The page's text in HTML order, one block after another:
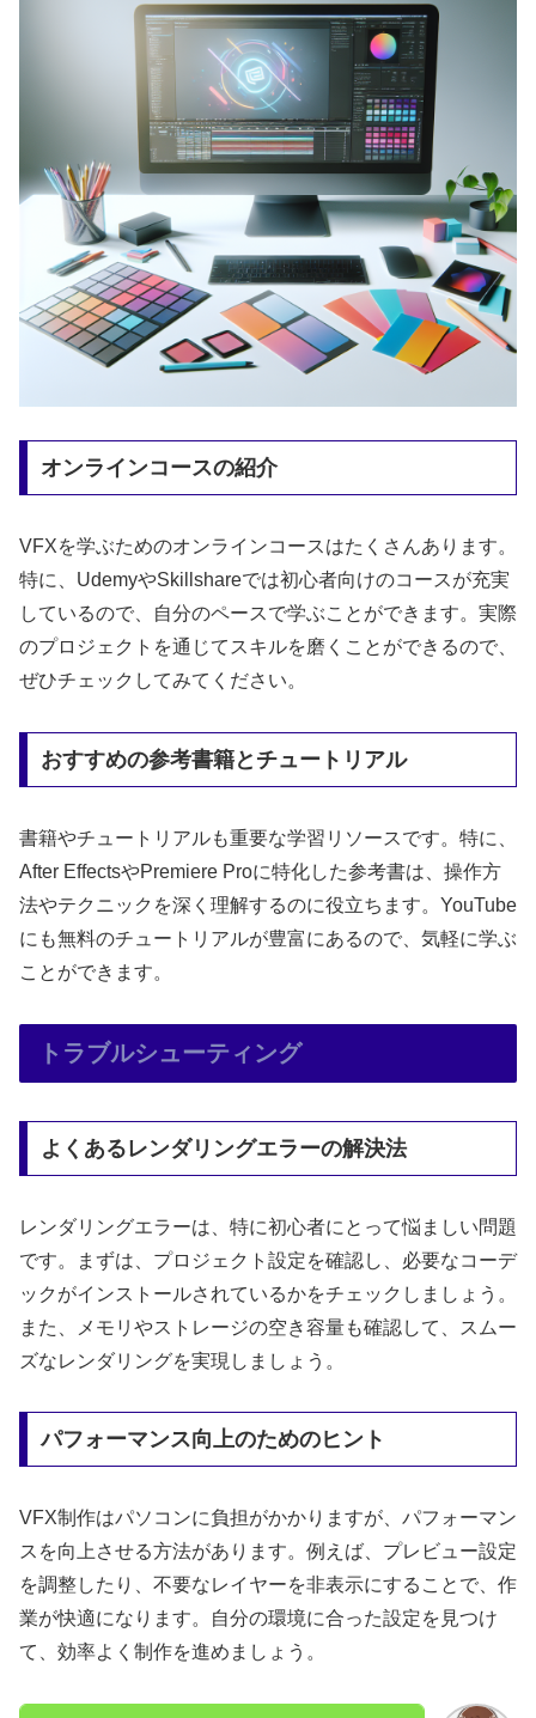
オンラインコースの紹介
VFXを学ぶためのオンラインコースはたくさんあります。
特に、UdemyやSkillshareでは初心者向けのコースが充実
しているので、自分のペースで学ぶことができます。実際
のプロジェクトを通じてスキルを磨くことができるので、
ぜひチェックしてみてください。
おすすめの参考書籍とチュートリアル
書籍やチュートリアルも重要な学習リソースです。特に、
After EffectsやPremiere Proに特化した参考書は、操作方
法やテクニックを深く理解するのに役立ちます。YouTube
にも無料のチュートリアルが豊富にあるので、気軽に学ぶ
ことができます。
トラブルシューティング
よくあるレンダリングエラーの解決法
レンダリングエラーは、特に初心者にとって悩ましい問題
です。まずは、プロジェクト設定を確認し、必要なコーデ
ックがインストールされているかをチェックしましょう。
また、メモリやストレージの空き容量も確認して、スムー
ズなレンダリングを実現しましょう。
パフォーマンス向上のためのヒント
VFX制作はパソコンに負担がかかりますが、パフォーマン
スを向上させる方法があります。例えば、プレビュー設定
を調整したり、不要なレイヤーを非表示にすることで、作
業が快適になります。自分の環境に合った設定を見つけ
て、効率よく制作を進めましょう。